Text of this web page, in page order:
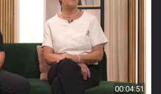
00:04:51